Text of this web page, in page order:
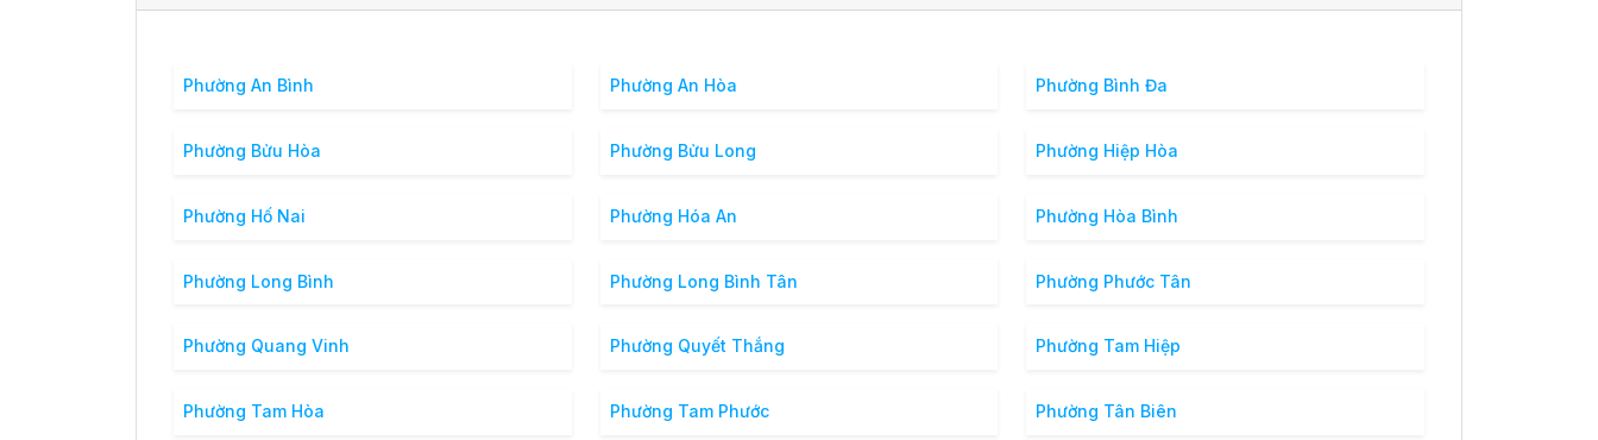
Phường An Bình Phường An Hòa Phường Bình Đa
Phường Bửu Hòa Phường Bửu Long Phường Hiệp Hòa
Phường Hố Nai Phường Hóa An Phường Hòa Bình
Phường Long Bình Phường Long Bình Tân Phường Phước Tân
Phường Quang Vinh Phường Quyết Thắng Phường Tam Hiệp
Phường Tam Hòa Phường Tam Phước Phường Tân Biên